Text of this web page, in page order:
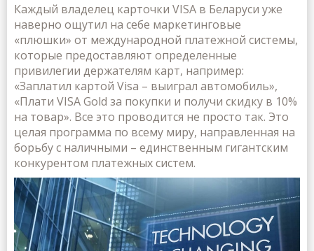
Каждый владелец карточки VISA в Беларуси уже
наверно ощутил на себе маркетинговые
«плюшки» от международной платежной системы,
которые предоставляют определенные
привилегии держателям карт, например:
«Заплатил картой Visa – выиграл автомобиль»,
«Плати VISA Gold за покупки и получи скидку в 10%
на товар». Все это проводится не просто так. Это
целая программа по всему миру, направленная на
борьбу с наличными – единственным гигантским
конкурентом платежных систем.